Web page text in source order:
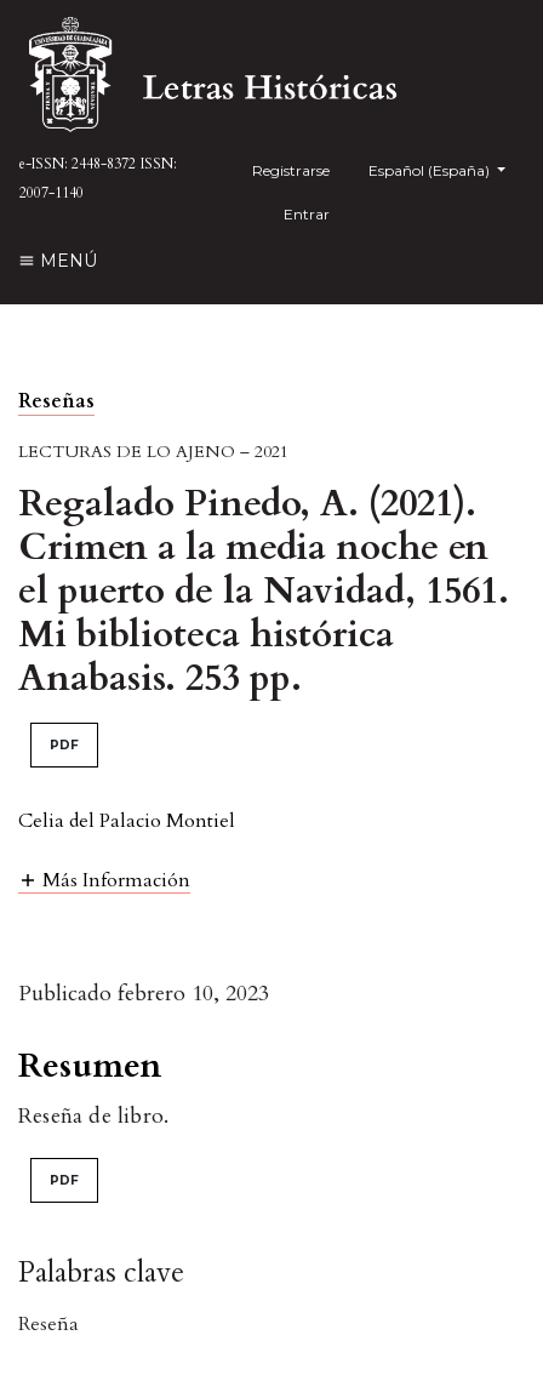
e-ISSN: 2448-8372 ISSN:
2007-1140
Registrarse
Entrar
Español (España)
MENÚ
Reseñas
LECTURAS DE LO AJENO – 2021
Regalado Pinedo, A. (2021).
Crimen a la media noche en
el puerto de la Navidad, 1561.
Mi biblioteca histórica
Anabasis. 253 pp.
PDF
Celia del Palacio Montiel
Más Información
Publicado febrero 10, 2023
Palabras clave
Reseña
Resumen
Reseña de libro.
PDF